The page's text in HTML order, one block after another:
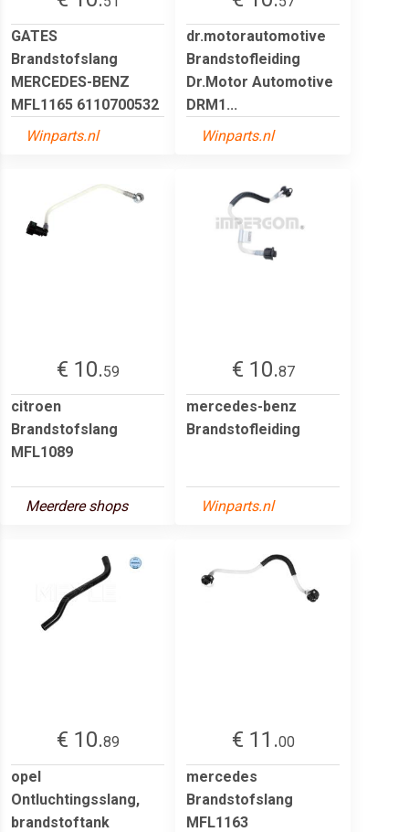
GATES
Brandstofslang
MERCEDES-BENZ
MFL1165 6110700532
Winparts.nl
dr.motorautomotive
Brandstofleiding
Dr.Motor Automotive
DRM1...
Winparts.nl
€ 10.59
citroen
Brandstofslang
MFL1089
Meerdere shops
€ 10.87
mercedes-benz
Brandstofleiding
Winparts.nl
€ 10.89
opel
Ontluchtingsslang,
brandstoftank
€ 11.00
mercedes
Brandstofslang
MFL1163